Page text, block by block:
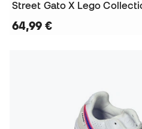
64,99 €